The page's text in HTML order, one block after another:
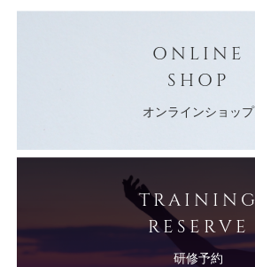
ONLINE
SHOP
オンラインショップ
TRAINING
RESERVE
研修予約